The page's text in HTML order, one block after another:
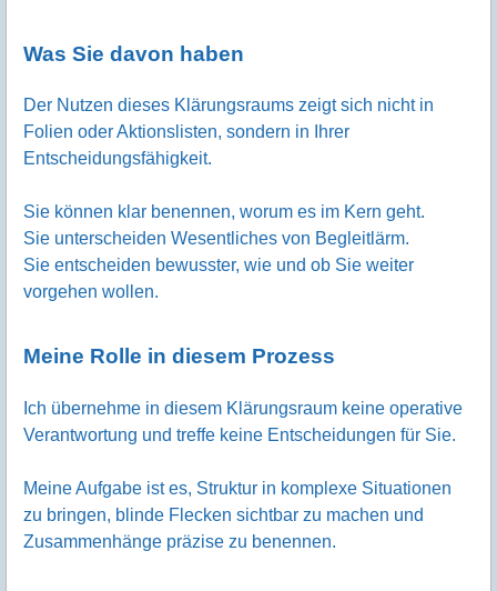
Was Sie davon haben
Der Nutzen dieses Klärungsraums zeigt sich nicht in
Folien oder Aktionslisten, sondern in Ihrer
Entscheidungsfähigkeit.
Sie können klar benennen, worum es im Kern geht.
Sie unterscheiden Wesentliches von Begleitlärm.
Sie entscheiden bewusster, wie und ob Sie weiter
vorgehen wollen.
Meine Rolle in diesem Prozess
Ich übernehme in diesem Klärungsraum keine operative
Verantwortung und treffe keine Entscheidungen für Sie.
Meine Aufgabe ist es, Struktur in komplexe Situationen
zu bringen, blinde Flecken sichtbar zu machen und
Zusammenhänge präzise zu benennen.